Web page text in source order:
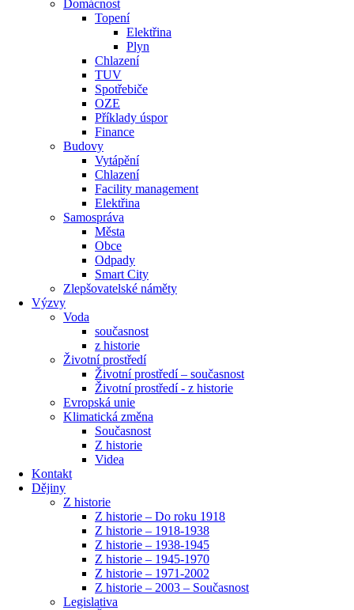
Domácnost
Topení
Elektřina
Plyn
Chlazení
TUV
Spotřebiče
OZE
Příklady úspor
Finance
Budovy
Vytápění
Chlazení
Facility management
Elektřina
Samospráva
Města
Obce
Odpady
Smart City
Zlepšovatelské náměty
Výzvy
Voda
současnost
z historie
Životní prostředí
Životní prostředí – současnost
Životní prostředí ​- z historie
Evropská unie
Klimatická změna
Současnost
Z historie
Videa
Kontakt
Dějiny
Z historie
Z historie – Do roku 1918
Z historie – 1918-1938
Z historie – 1938-1945
Z historie – 1945-1970
Z historie – 1971-2002
Z historie – 2003 – Současnost
Legislativa